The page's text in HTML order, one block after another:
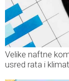
Velike naftne
usred rata i